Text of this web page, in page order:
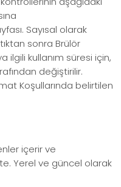
Sayısal olarak
sonra Brülör
ilgili kullanım süresi için,
değiştirilir.
Koşullarında belirtilen
içerir ve
Yerel ve güncel olarak